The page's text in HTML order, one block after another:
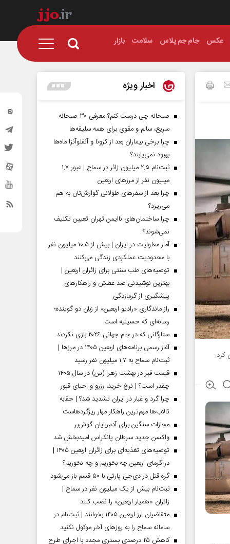
عکس جام جم پلاس سلامت بازار
کرد.
اخبار ویژه
صبحانه چی درست کنم؟ معرفی ۳۰ صبحانه
سریع، سالم و مقوی برای همه سلیقه‌ها
چرا برخی بیماران بعد از کرونا و آنفلوآنزا ماه‌ها
بهبود نمی‌یابند؟
ثبت‌نام ۲.۵ میلیون زائر در سماح | عبور ۱.۷
میلیون نفر از مرز‌های اربعین
چرا بعد از سفرهای طولانی گوارش‌تان به هم
می‌ریزد؟
چرا ساختمان‌های ناایمن تهران تعیین تکلیف
نمی‌شوند؟
آمار معلولیت در ایران | بیش از ۱۰.۵ میلیون نفر
با محدودیت عملکردی زندگی می‌کنند
توصیه‌های طب سنتی برای زائران اربعین |
بهترین نوشیدنی ضد عطش و راهکارهای
پیشگیری از گرمازدگی
راز ماندگاری «رادیو اربعین» از زبان دو گوینده؛
رسانه‌ای که حسینیه است
ستارگانی که در جام جهانی ۲۰۲۶ بازی نکردند
آغاز رسمی برنامه‌های اربعین ۱۴۰۵ در مرز‌ها |
ثبت‌نام سماح به ۱.۷ میلیون نفر رسید
قیمت قبر در بهشت زهرا (س) در سال ۱۴۰۵
چقدر است؟ | نرخ خرید، رزرو و احیای قبور
چرا گرد و غبار در ایران تشدید شد؟ | حقابه
تالاب‌ها مهم‌ترین راهکار مهار ریزگردهاست
مجازات سنگین برای آدم‌ربایان گوش‌بر
واکسن جدید سرطان پانکراس امیدبخش شد
توصیه‌های تغذیه‌ای برای زائران اربعین ۱۴۰۵ |
در گرمای اربعین چه بخوریم و چه نخوریم؟
گره قتل در دی‌جی پارتی با ۵۰ قسم باز می‌شود
ثبت‌نام بیش از یک میلیون نفر در سماح |
زائران «همیار اربعین» را نصب کنند
متقاضیان ارز اربعین ۱۴۰۵ بخوانند | ثبت‌نام در
سامانه سماح را به روز‌های آخر موکول نکنید
کاهش ۲۵ درصدی بستری مجدد با اجرای طرح